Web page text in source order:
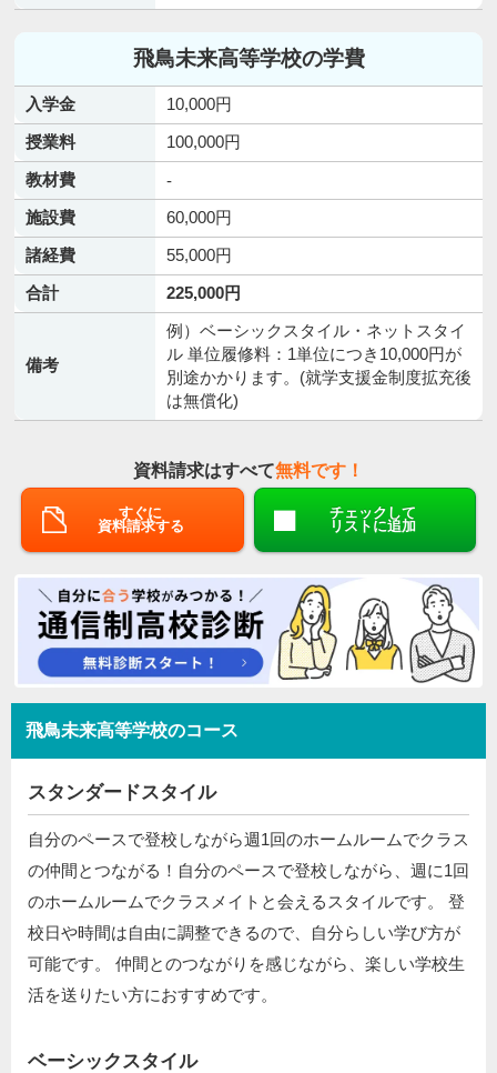
飛鳥未来高等学校の学費
入学金
10,000円
授業料
100,000円
教材費
-
施設費
60,000円
諸経費
55,000円
合計
225,000円
備考
例）ベーシックスタイル・ネットスタイ
ル 単位履修料：1単位につき10,000円が
別途かかります。(就学支援金制度拡充後
は無償化)
資料請求はすべて無料です！
すぐに
資料請求する
チェックして
リストに追加
飛鳥未来高等学校のコース
スタンダードスタイル
自分のペースで登校しながら週1回のホームルームでクラス
の仲間とつながる！自分のペースで登校しながら、週に1回
のホームルームでクラスメイトと会えるスタイルです。 登
校日や時間は自由に調整できるので、自分らしい学び方が
可能です。 仲間とのつながりを感じながら、楽しい学校生
活を送りたい方におすすめです。
ベーシックスタイル